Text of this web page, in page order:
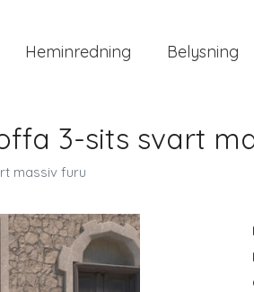
Heminredning Belysning
3-sits svart
massiv furu